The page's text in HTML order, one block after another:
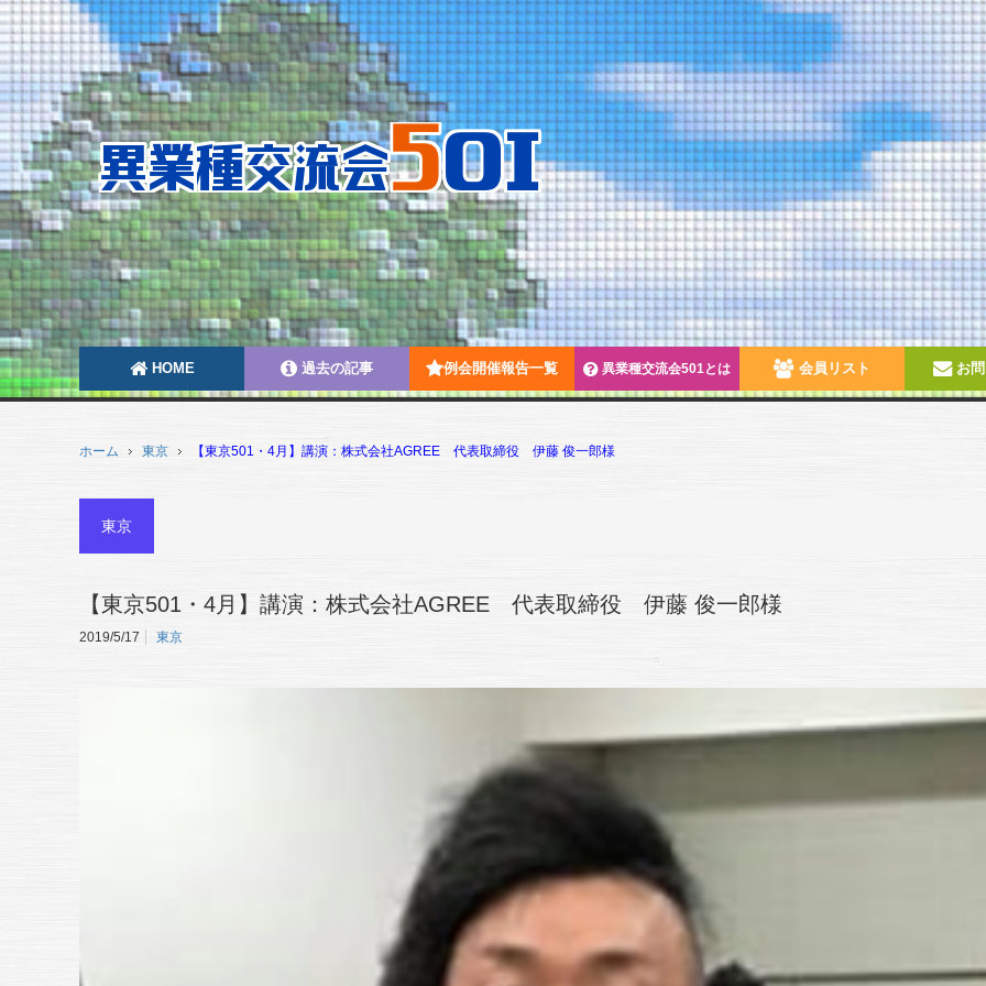
HOME 過去の記事 例会開催報告一覧 異業種交流会501とは 会員リスト お問
ホーム 東京 【東京501・4月】講演：株式会社AGREE 代表取締役 伊藤 俊一郎様
東京
【東京501・4月】講演：株式会社AGREE 代表取締役 伊藤 俊一郎様
2019/5/17 東京